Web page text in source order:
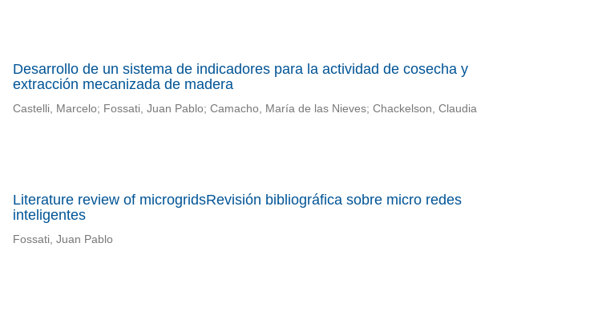
Desarrollo de un sistema de indicadores para la actividad de cosecha y
extracción mecanizada de madera
Castelli, Marcelo; Fossati, Juan Pablo; Camacho, María de las Nieves; Chackelson, Claudia
Literature review of microgridsRevisión bibliográfica sobre micro redes
inteligentes
Fossati, Juan Pablo